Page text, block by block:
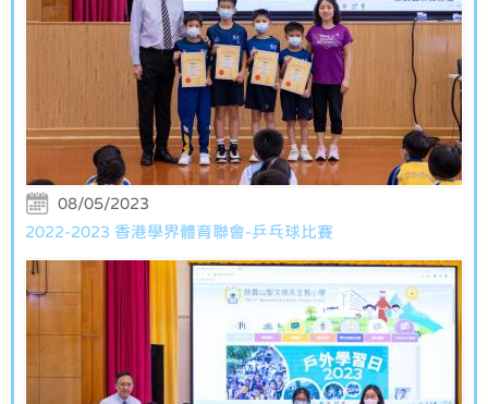
08/05/2023
2022-2023 香港學界體育聯會-乒乓球比賽